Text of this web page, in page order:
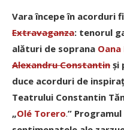
Vara începe în acorduri
Extravaganza: tenorul
alături de soprana
Alexandru Constantin şi
duce acorduri de
Teatrului Constantin
„Olé Torero.”